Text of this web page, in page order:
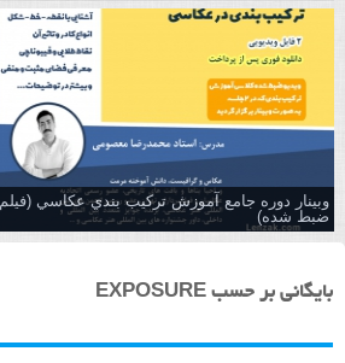
وبینار دوره جامع آموزش تركيب بندي عكاسي (فیلم
ضبط شده)
بایگانی بر حسب EXPOSURE